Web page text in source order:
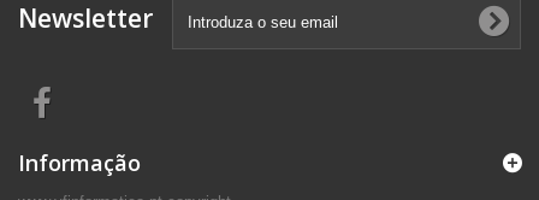
Newsletter
Informação